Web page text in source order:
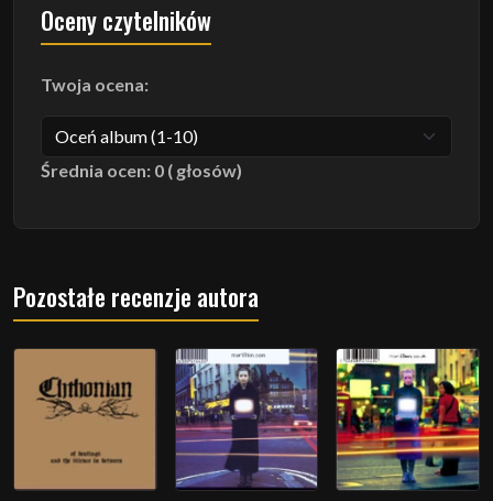
Oceny czytelników
Twoja ocena:
Średnia ocen: 0 ( głosów)
Pozostałe recenzje autora